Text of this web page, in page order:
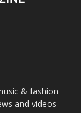
& fashion
and videos